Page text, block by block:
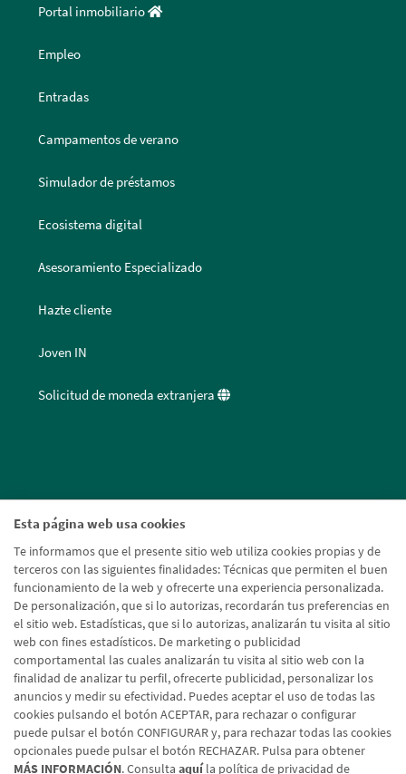
Esta página web usa cookies
Te informamos que el presente sitio web utiliza cookies propias y de
terceros con las siguientes finalidades: Técnicas que permiten el buen
funcionamiento de la web y ofrecerte una experiencia personalizada.
De personalización, que si lo autorizas, recordarán tus preferencias en
el sitio web. Estadísticas, que si lo autorizas, analizarán tu visita al sitio
web con fines estadísticos. De marketing o publicidad
comportamental las cuales analizarán tu visita al sitio web con la
finalidad de analizar tu perfil, ofrecerte publicidad, personalizar los
anuncios y medir su efectividad. Puedes aceptar el uso de todas las
cookies pulsando el botón ACEPTAR, para rechazar o configurar
puede pulsar el botón CONFIGURAR y, para rechazar todas las cookies
opcionales puede pulsar el botón RECHAZAR. Pulsa para obtener
MÁS INFORMACIÓN. Consulta aquíla política de privacidad de
Portal inmobiliario
Empleo
Entradas
Campamentos de verano
Simulador de préstamos
Ecosistema digital
Asesoramiento Especializado
Hazte cliente
Joven IN
Solicitud de moneda extranjera